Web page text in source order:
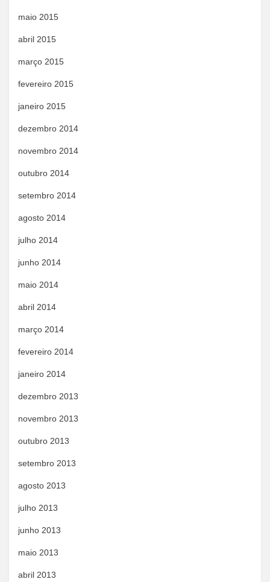
maio 2015
abril 2015
março 2015
fevereiro 2015
janeiro 2015
dezembro 2014
novembro 2014
outubro 2014
setembro 2014
agosto 2014
julho 2014
junho 2014
maio 2014
abril 2014
março 2014
fevereiro 2014
janeiro 2014
dezembro 2013
novembro 2013
outubro 2013
setembro 2013
agosto 2013
julho 2013
junho 2013
maio 2013
abril 2013